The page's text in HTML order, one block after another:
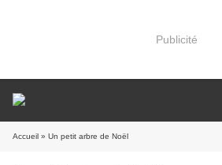
Publicité
Accueil » Un petit arbre de Noël